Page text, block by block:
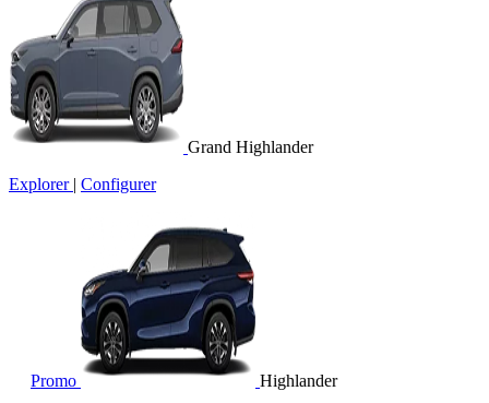
Grand Highlander
Explorer | Configurer
Promo
Highlander